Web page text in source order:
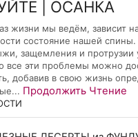
| ОСАНКА
жизни мы ведём, зависит
состояние нашей
защемления и протрузии
все эти проблемы можно
добавив в свою жизнь
Продолжить Чтение